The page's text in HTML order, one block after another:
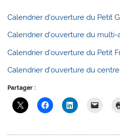
Calendrier d’ouverture du Petit
Calendrier d’ouverture du
Calendrier d’ouverture du Petit
Calendrier d’ouverture du
Partager :